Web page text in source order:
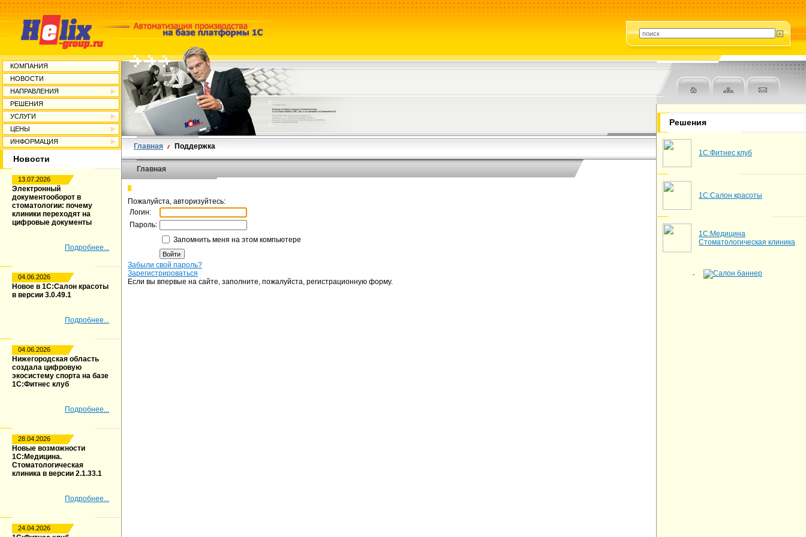
КОМПАНИЯ
НОВОСТИ
НАПРАВЛЕНИЯ
РЕШЕНИЯ
УСЛУГИ
ЦЕНЫ
ИНФОРМАЦИЯ
Новости
13.07.2026
Электронный
документооборот в
стоматологии: почему
клиники переходят на
цифровые документы
Подробнее...
04.06.2026
Новое в 1С:Салон красоты
в версии 3.0.49.1
Подробнее...
04.06.2026
Нижегородская область
создала цифровую
экосистему спорта на базе
1С:Фитнес клуб
Подробнее...
28.04.2026
Новые возможности
1С:Медицина.
Стоматологическая
клиника в версии 2.1.33.1
Подробнее...
24.04.2026
Главная Поддержка
Главная
Пожалуйста, авторизуйтесь:
Логин:
Пароль:
Запомнить меня на этом компьютере
Забыли свой пароль?
Зарегистрироваться
Если вы впервые на сайте, заполните, пожалуйста, регистрационную форму.
Решения
1С:Фитнес клуб
1С:Салон красоты
1С:Медицина
Стоматологическая клиника